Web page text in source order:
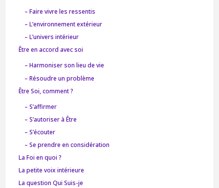
– Faire vivre les ressentis
– L’environnement extérieur
– L’univers intérieur
Être en accord avec soi
– Harmoniser son lieu de vie
– Résoudre un problème
Être Soi, comment ?
– S’affirmer
– S’autoriser à Être
– S’écouter
– Se prendre en considération
La Foi en quoi ?
La petite voix intérieure
La question Qui Suis-je